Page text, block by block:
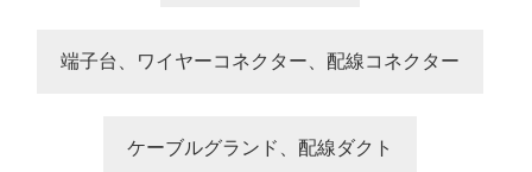
端子台、ワイヤーコネクター、配線コネクター
ケーブルグランド、配線ダクト